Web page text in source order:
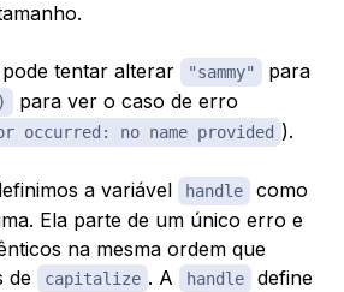
tentar alterar "sammy"
para
para ver o caso de erro
occurred: no name provided ).
a variável handle
como
Ela parte de um único erro e
na mesma ordem que
de
capitalize . A handle
define